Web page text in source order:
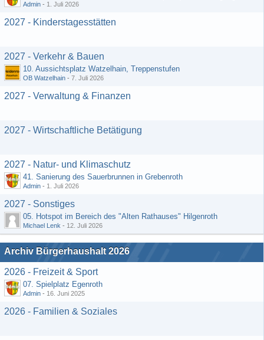
Admin - 1. Juli 2026
2027 - Kinderstagesstätten
2027 - Verkehr & Bauen
10. Aussichtsplatz Watzelhain, Treppenstufen
OB Watzelhain - 7. Juli 2026
2027 - Verwaltung & Finanzen
2027 - Wirtschaftliche Betätigung
2027 - Natur- und Klimaschutz
41. Sanierung des Sauerbrunnen in Grebenroth
Admin - 1. Juli 2026
2027 - Sonstiges
05. Hotspot im Bereich des "Alten Rathauses" Hilgenroth
Michael Lenk - 12. Juli 2026
Archiv Bürgerhaushalt 2026
2026 - Freizeit & Sport
07. Spielplatz Egenroth
Admin - 16. Juni 2025
2026 - Familien & Soziales